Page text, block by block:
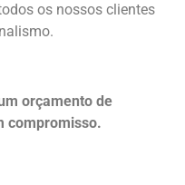
os nossos clientes
orçamento de
compromisso.